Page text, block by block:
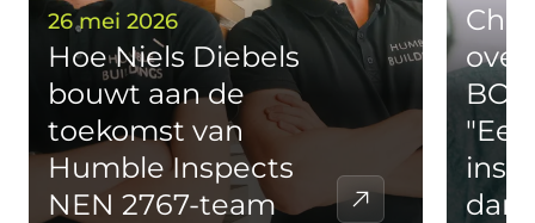
26 mei 2026
Hoe Niels Diebels
bouwt aan de
toekomst van
Humble Inspects
NEN 2767-team
dan